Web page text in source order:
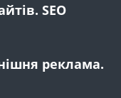
SEO
реклама.